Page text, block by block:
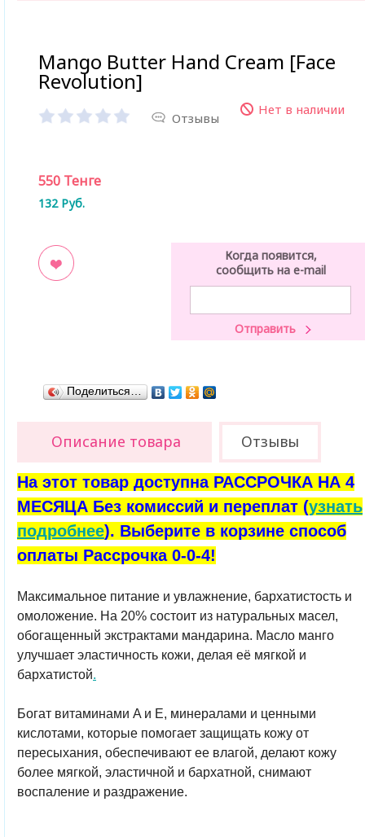
Mango Butter Hand Cream [Face
Revolution]
Отзывы
Нет в наличии
550 Тенге
132 Руб.
Когда появится,
сообщить на e-mail
Поделиться…
Описание товара Отзывы
На этот товар доступна РАССРОЧКА НА 4
МЕСЯЦА Без комиссий и переплат (узнать
подробнее). Выберите в корзине способ
оплаты Рассрочка 0-0-4!
Максимальное питание и увлажнение, бархатистость и
омоложение. На 20% состоит из натуральных масел,
обогащенный экстрактами мандарина. Масло манго
улучшает эластичность кожи, делая её мягкой и
бархатистой.
Богат витаминами A и E, минералами и ценными
кислотами, которые помогает защищать кожу от
пересыхания, обеспечивают ее влагой, делают кожу
более мягкой, эластичной и бархатной, снимают
воспаление и раздражение.